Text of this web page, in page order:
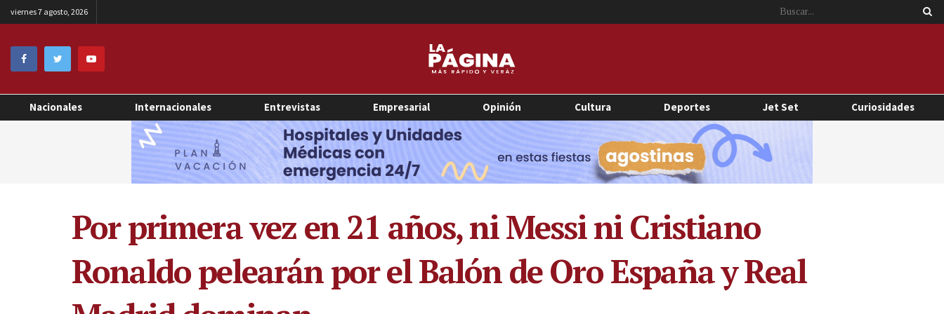
viernes 7 agosto, 2026
Nacionales Internacionales Entrevistas Empresarial Opinión Cultura Deportes Jet Set Curiosidades
Por primera vez en 21 años, ni Messi ni Cristiano
Ronaldo pelearán por el Balón de Oro España y Real